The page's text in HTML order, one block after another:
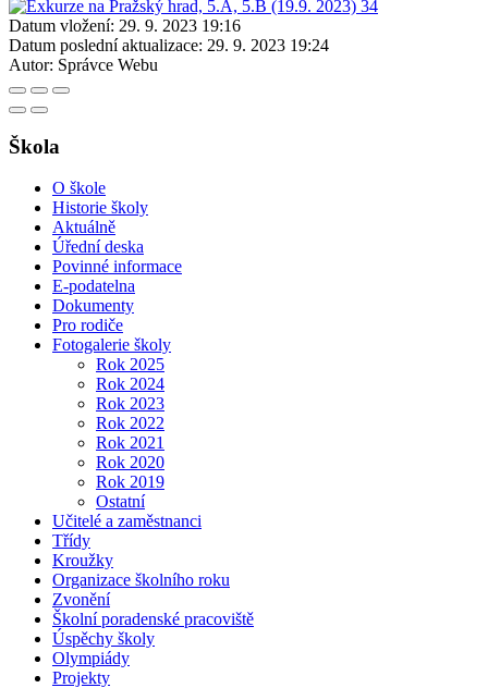
Datum vložení: 29. 9. 2023 19:16
Datum poslední aktualizace: 29. 9. 2023 19:24
Autor: Správce Webu
Škola
O škole
Historie školy
Aktuálně
Úřední deska
Povinné informace
E-podatelna
Dokumenty
Pro rodiče
Fotogalerie školy
Rok 2025
Rok 2024
Rok 2023
Rok 2022
Rok 2021
Rok 2020
Rok 2019
Ostatní
Učitelé a zaměstnanci
Třídy
Kroužky
Organizace školního roku
Zvonění
Školní poradenské pracoviště
Úspěchy školy
Olympiády
Projekty